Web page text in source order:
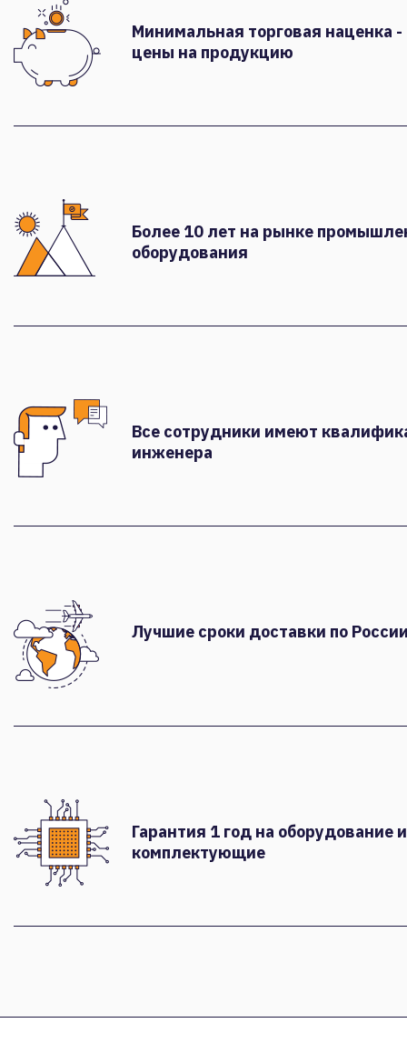
Минимальная торговая наценка
цены на продукцию
Более 10 лет на рынке
оборудования
Все сотрудники имеют
инженера
Лучшие сроки доставки по
Гарантия 1 год на оборудование и
комплектующие